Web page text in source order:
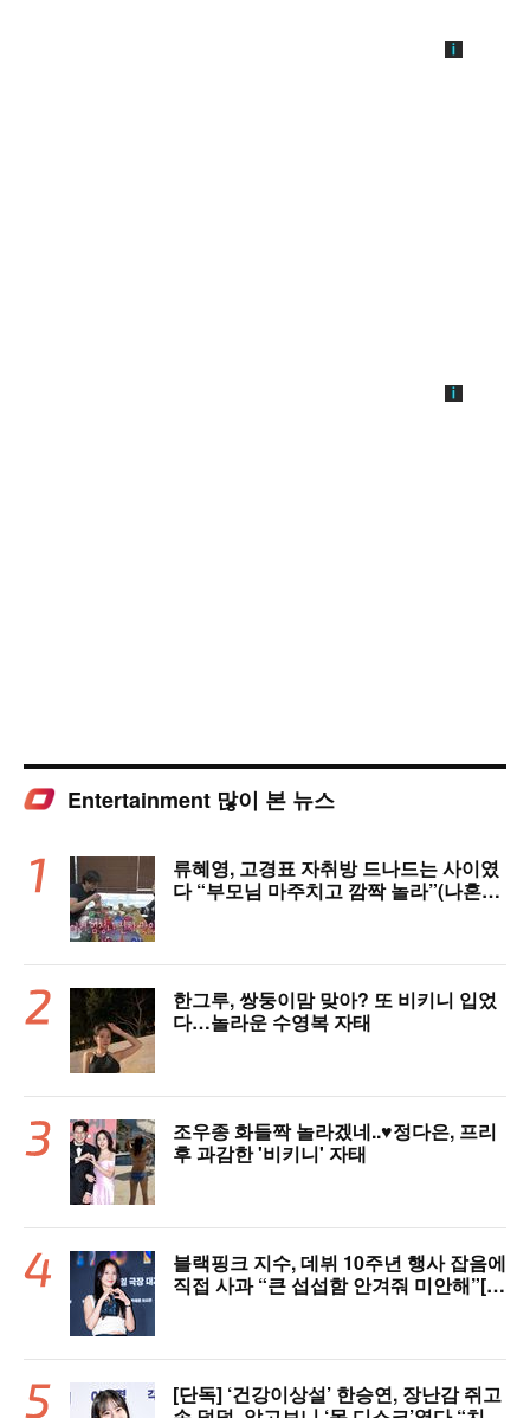
Entertainment 많이 본 뉴스
류혜영, 고경표 자취방 드나드는 사이였
다 “부모님 마주치고 깜짝 놀라”(나혼자
한그루, 쌍둥이맘 맞아? 또 비키니 입었
다…놀라운 수영복 자태
조우종 화들짝 놀라겠네..♥정다은, 프리
후 과감한 '비키니' 자태
블랙핑크 지수, 데뷔 10주년 행사 잡음에
직접 사과 “큰 섭섭함 안겨줘 미안해”[핫
[단독] ‘건강이상설’ 한승연, 장난감 쥐고